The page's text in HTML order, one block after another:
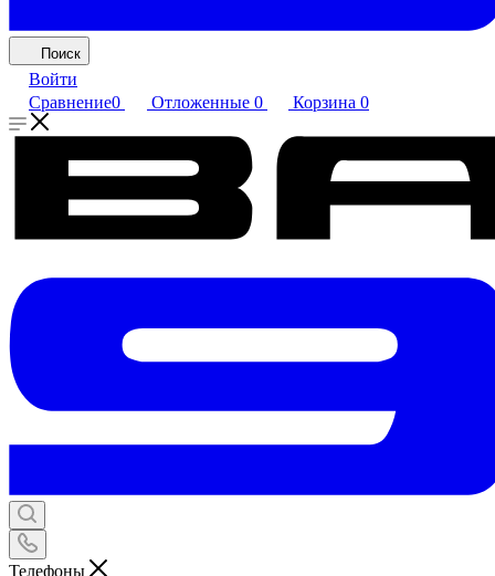
Поиск
Войти
Сравнение0 Отложенные 0 Корзина 0
Телефоны